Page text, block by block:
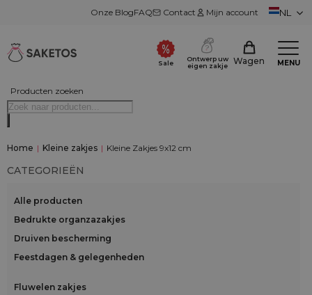
Onze BlogFAQ Contact Mijn account NL
Producten zoeken
Sale
Ontwerp uw
eigen zakje
Wagen MENU
Home | Kleine zakjes | Kleine Zakjes 9x12 cm
CATEGORIEËN
Alle producten
Bedrukte organzazakjes
Druiven bescherming
Feestdagen & gelegenheden
Fluwelen zakjes